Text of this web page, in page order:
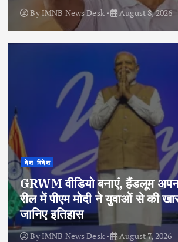
By IMNB News Desk August 8, 2026
देश-विदेश
GRWM वीडियो बनाएं, हैंडलूम
रील में पीएम मोदी ने युवाओं से की
जानिए इतिहास
By IMNB News Desk August 7, 2026